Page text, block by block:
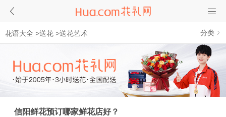
花语大全 >送花 >送花艺术 分类
信阳鲜花预订哪家鲜花店好？